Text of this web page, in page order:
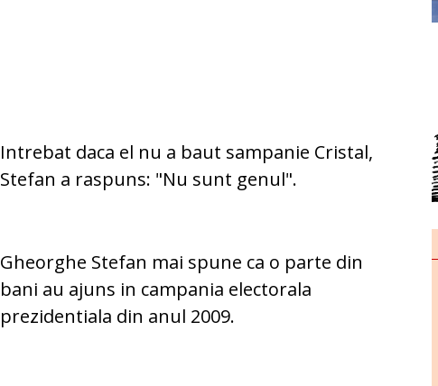
Intrebat daca el nu a baut sampanie Cristal,
Stefan a raspuns: "Nu sunt genul".
Gheorghe Stefan mai spune ca o parte din
bani au ajuns in campania electorala
prezidentiala din anul 2009.